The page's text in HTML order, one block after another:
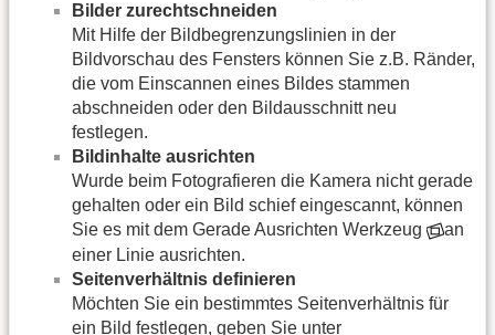
Bilder zurechtschneiden
Mit Hilfe der Bildbegrenzungslinien in der
Bildvorschau des Fensters können Sie z.B. Ränder,
die vom Einscannen eines Bildes stammen
abschneiden oder den Bildausschnitt neu
festlegen.
Bildinhalte ausrichten
Wurde beim Fotografieren die Kamera nicht gerade
gehalten oder ein Bild schief eingescannt, können
Sie es mit dem Gerade Ausrichten Werkzeug
an
einer Linie ausrichten.
Seitenverhältnis definieren
Möchten Sie ein bestimmtes Seitenverhältnis für
ein Bild festlegen, geben Sie unter